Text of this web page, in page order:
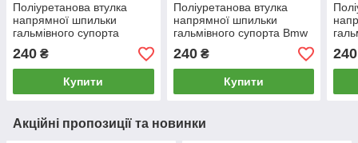
Поліуретанова втулка
напрямної шпильки
гальмівного супорта
Mercedes 219 2004-2010,
PP-0866
240 ₴
Купити
Поліуретанова втулка
напрямної шпильки
гальмівного супорта Bmw
E81 2004-2011, PP-0866
240₴
Купити
240
Акційні пропозиції та новинки